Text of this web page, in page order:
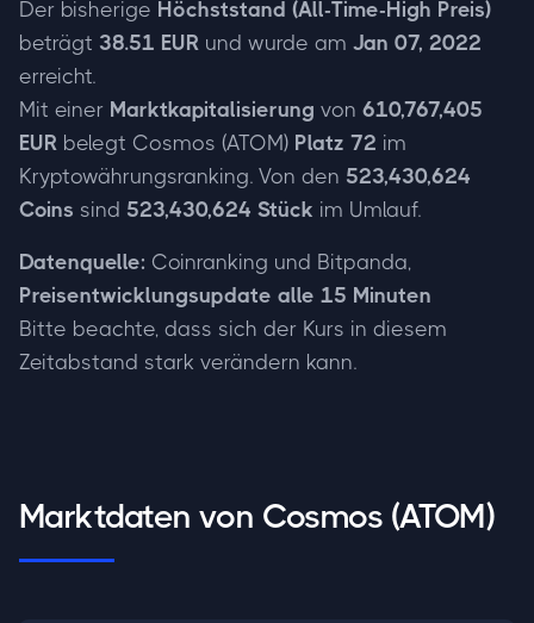
Der bisherige Höchststand (All-Time-High Preis)
beträgt 38.51 EUR und wurde am Jan 07, 2022
erreicht.
Mit einer Marktkapitalisierung von 610,767,405
EUR belegt Cosmos (ATOM) Platz 72 im
Kryptowährungsranking. Von den 523,430,624
Coins sind 523,430,624 Stück im Umlauf.
Datenquelle: Coinranking und Bitpanda,
Preisentwicklungsupdate alle 15 Minuten
Bitte beachte, dass sich der Kurs in diesem
Zeitabstand stark verändern kann.
Marktdaten von Cosmos (ATOM)